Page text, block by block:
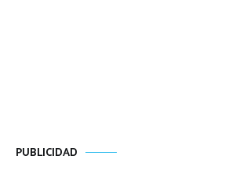
PUBLICIDAD